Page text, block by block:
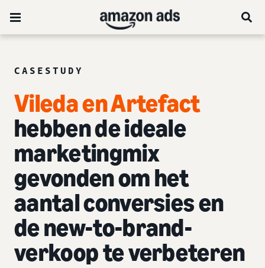
CASESTUDY
Vileda en Artefact
hebben de ideale
marketingmix
gevonden om het
aantal conversies en
de new-to-brand-
verkoop te verbeteren